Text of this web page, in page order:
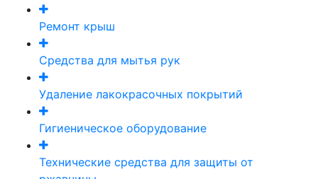
Ремонт крыш
Средства для мытья рук
Удаление лакокрасочных покрытий
Гигиеническое оборудование
Технические средства для защиты от